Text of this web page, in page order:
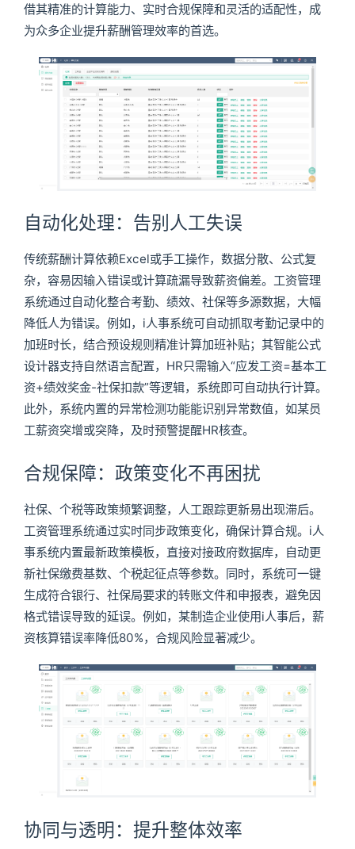
借其精准的计算能力、实时合规保障和灵活的适配性，成
为众多企业提升薪酬管理效率的首选。
自动化处理：告别人工失误
传统薪酬计算依赖Excel或手工操作，数据分散、公式复
杂，容易因输入错误或计算疏漏导致薪资偏差。工资管理
系统通过自动化整合考勤、绩效、社保等多源数据，大幅
降低人为错误。例如，i人事系统可自动抓取考勤记录中的
加班时长，结合预设规则精准计算加班补贴；其智能公式
设计器支持自然语言配置，HR只需输入“应发工资=基本工
资+绩效奖金-社保扣款”等逻辑，系统即可自动执行计算。
此外，系统内置的异常检测功能能识别异常数值，如某员
工薪资突增或突降，及时预警提醒HR核查。
合规保障：政策变化不再困扰
社保、个税等政策频繁调整，人工跟踪更新易出现滞后。
工资管理系统通过实时同步政策变化，确保计算合规。i人
事系统内置最新政策模板，直接对接政府数据库，自动更
新社保缴费基数、个税起征点等参数。同时，系统可一键
生成符合银行、社保局要求的转账文件和申报表，避免因
格式错误导致的延误。例如，某制造企业使用i人事后，薪
资核算错误率降低80%，合规风险显著减少。
协同与透明：提升整体效率